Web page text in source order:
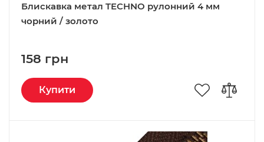
Блискавка метал TECHNO рулонний 4 мм
чорний / золото
158 грн
Купити